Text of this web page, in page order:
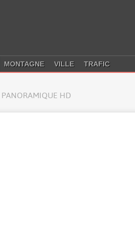
MONTAGNE VILLE TRAFIC
PANORAMIQUE HD